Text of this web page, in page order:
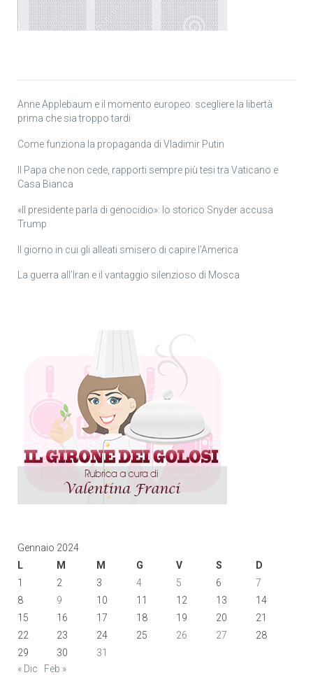
Anne Applebaum e il momento europeo: scegliere la libertà
prima che sia troppo tardi
Come funziona la propaganda di Vladimir Putin
Il Papa che non cede, rapporti sempre più tesi tra Vaticano e
Casa Bianca
«Il presidente parla di genocidio»: lo storico Snyder accusa
Trump
Il giorno in cui gli alleati smisero di capire l’America
La guerra all’Iran e il vantaggio silenzioso di Mosca
Gennaio 2024
L
M M G V S
D
1
2 3 4 5 6
7
8
9 10 11 12 13
14
15
16 17 18 19 20
21
22
23 24 25 26 27
28
29
30
31
« Dic
Feb »